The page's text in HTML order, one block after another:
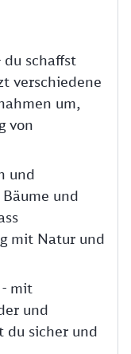
du schaffst
verschiedene
um,
von
und
und
mit Natur und
- mit
und
du sicher und